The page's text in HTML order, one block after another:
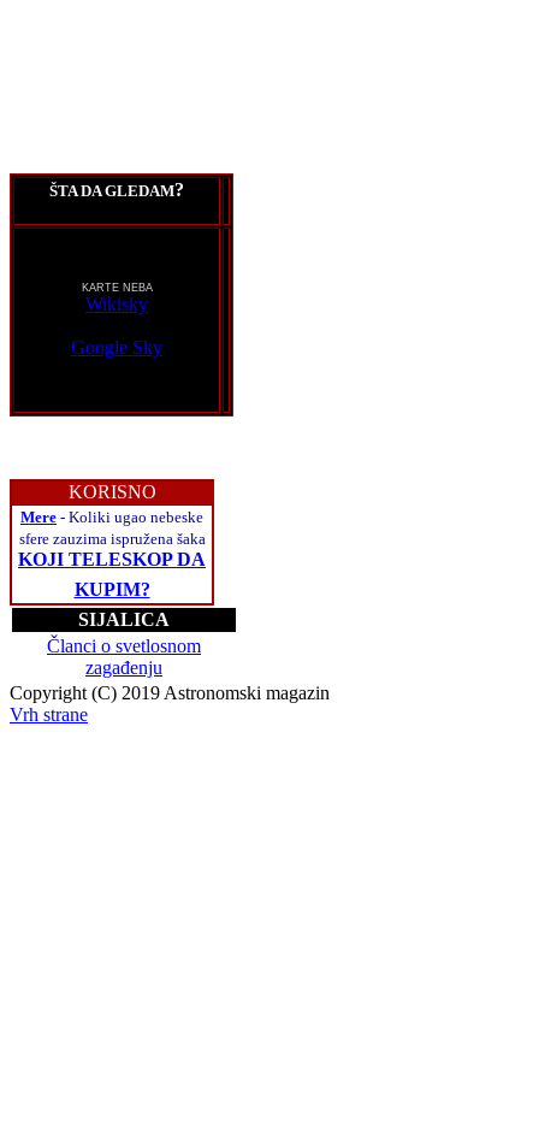
ŠTA DA GLEDAM?
KARTE NEBA
Wikisky
Google Sky
KORISNO
Mere - Koliki ugao nebeske
sfere zauzima ispružena šaka
KOJI TELESKOP DA
KUPIM?
SIJALICA
Članci o svetlosnom
zagađenju
Copyright (C) 2019 Astronomski magazin
Vrh strane